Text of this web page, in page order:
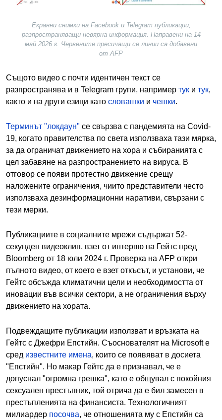
Екранни снимки на Facebook и Telegram публикации,
разпространяващи невярна информация. Направени на 14
май 2026 г. Червените пресичащи се линии са добавени
от AFP
Същото видео с почти идентичен текст се
разпространява и в Telegram групи, например тук и тук,
както и на други езици като словашки и чешки.
Терминът "локдаун" се свързва с пандемията на Covid-
19, когато правителства по света използваха тази мярка,
за да ограничат движението на хора и събиранията с
цел забавяне на разпространението на вируса. В
отговор се появи протестно движение срещу
наложените ограничения, чиито представители често
използваха дезинформационни наративи, свързани с
тези мерки.
Публикациите в социалните мрежи съдържат 52-
секунден видеоклип, взет от интервю на Гейтс пред
Bloomberg от 18 юли 2024 г. Проверка на AFP откри
пълното видео, от което е взет откъсът, и установи, че
Гейтс обсъжда климатични цели и необходимостта от
иновации във всички сектори, а не ограничения върху
движението на хората.
Подвеждащите публикации използват и връзката на
Гейтс с Джефри Епстийн. Съоснователят на Microsoft е
сред известните имена, които се появяват в досиета
"Епстийн". Но макар Гейтс да е признавал, че е
допуснал "огромна грешка", като е общувал с покойния
сексуален престъпник, той отрича да е бил замесен в
престъпленията на финансиста. Технологичният
милиардер посочва, че отношенията му с Епстийн са